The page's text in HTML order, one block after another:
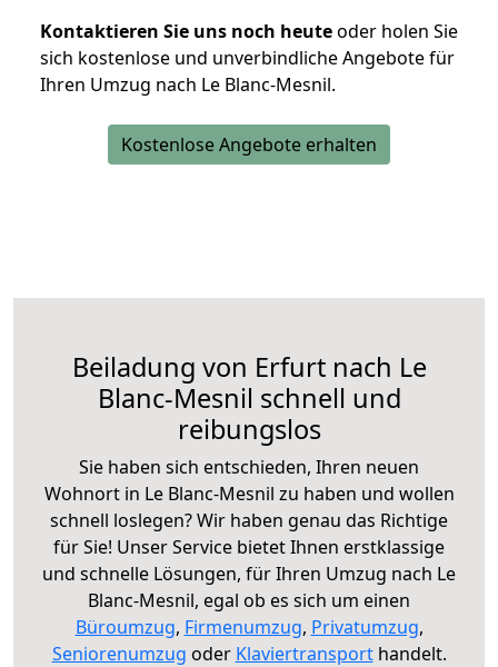
Kontaktieren Sie uns noch heuteoder holen Sie
sich kostenlose und unverbindliche Angebote für
Ihren Umzug nach Le Blanc-Mesnil.
Kostenlose Angebote erhalten
Beiladung von Erfurt nach Le
Blanc-Mesnil schnell und
reibungslos
Sie haben sich entschieden, Ihren neuen
Wohnort in Le Blanc-Mesnil zu haben und wollen
schnell loslegen? Wir haben genau das Richtige
für Sie! Unser Service bietet Ihnen erstklassige
und schnelle Lösungen, für Ihren Umzug nach Le
Blanc-Mesnil, egal ob es sich um einen
Büroumzug, Firmenumzug, Privatumzug,
Seniorenumzug oder Klaviertransporthandelt.